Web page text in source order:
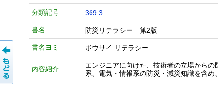
分類記号 369.3
書名 防災リテラシー 第2版
書名ヨミ ボウサイ リテラシー
内容紹介
エンジニアに向けた、技術者の立場から
系、電気・情報系の防災・減災知識を含